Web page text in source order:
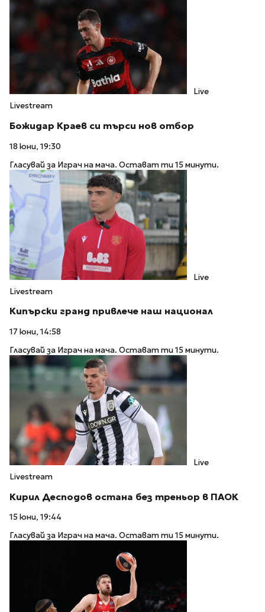
Live
Livestream
Божидар Краев си търси нов отбор
18 юни, 19:30
Гласувай за Играч на мача. Остават ти 15 минути.
Live
Livestream
Кипърски гранд привлече наш национал
17 юни, 14:58
Гласувай за Играч на мача. Остават ти 15 минути.
Live
Livestream
Кирил Десподов остана без треньор в ПАОК
15 юни, 19:44
Гласувай за Играч на мача. Остават ти 15 минути.